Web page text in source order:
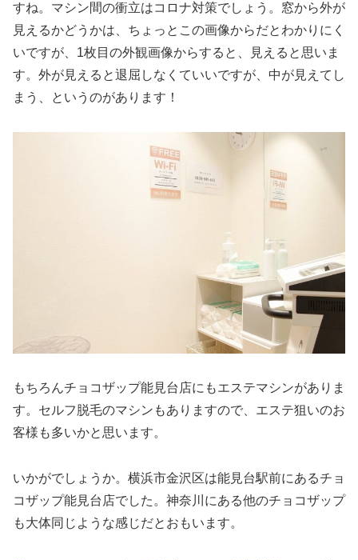
すね。マシン間の衝立はコロナ対策でしょう。窓から外が
見えるかどうかは、ちょっとこの画像からだとわかりにく
いですが、1枚目の外観画像からすると、見えると思いま
す。外が見えると退屈しなくていいですが、中が見えてし
まう、というのがあります！
もちろんチョコザップ能見台店にもエステマシンがありま
す。セルフ脱毛のマシンもありますので、エステ狙いのお
客様も多いかと思います。
いかがでしょうか。横浜市金沢区は能見台駅前にあるチョ
コザップ能見台店でした。神奈川にある他のチョコザップ
も大体同じような感じだとおもいます。